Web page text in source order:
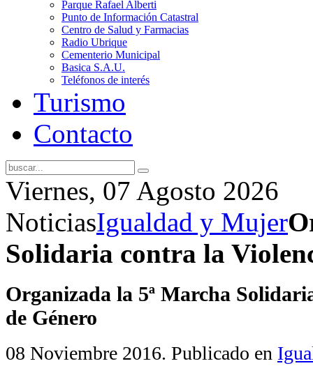
Parque Rafael Alberti
Punto de Información Catastral
Centro de Salud y Farmacias
Radio Ubrique
Cementerio Municipal
Basica S.A.U.
Teléfonos de interés
Turismo
Contacto
Viernes, 07 Agosto 2026
NoticiasIgualdad y Mujer
Solidaria contra la
Organizada la 5ª Marcha
de Género
08 Noviembre 2016. Publicado en